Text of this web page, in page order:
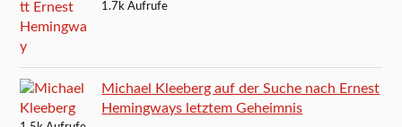
1.7k Aufrufe
Michael Kleeberg auf der Suche nach Ernest
Hemingways letztem Geheimnis